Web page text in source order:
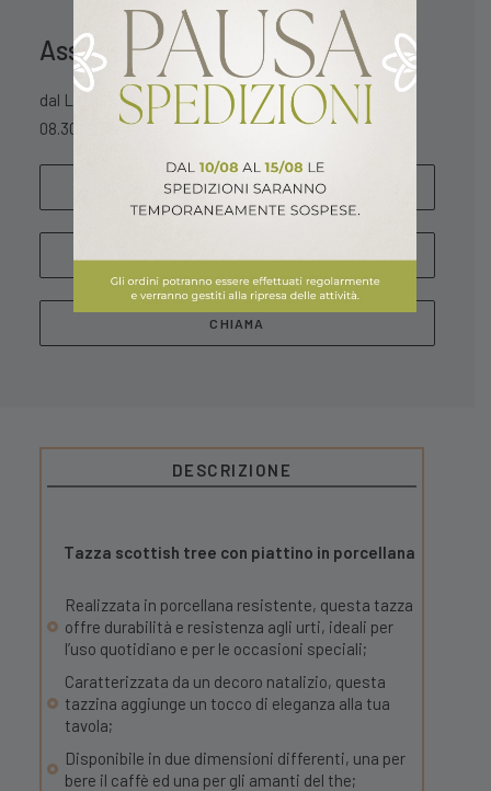
Assistenza Clienti
dal Lunedì al Sabato
08.30 – 13.00 / 15.30 – 18.30
SCRIVICI
CHIAMA
DESCRIZIONE
Tazza scottish tree con piattino in porcellana
Realizzata in porcellana resistente, questa tazza
offre durabilità e resistenza agli urti, ideali per
l’uso quotidiano e per le occasioni speciali;
Caratterizzata da un decoro natalizio, questa
tazzina aggiunge un tocco di eleganza alla tua
tavola;
Disponibile in due dimensioni differenti, una per
bere il caffè ed una per gli amanti del the;